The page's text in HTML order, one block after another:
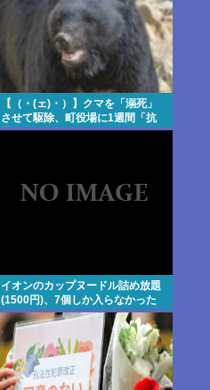
【（・(ェ)・）】クマを「溺死」
させて駆除、町役場に1週間「抗
議」殺到…なぜ銃を使えなかっ
イオンのカップヌードル詰め放題
(1500円)、7個しか入らなかった